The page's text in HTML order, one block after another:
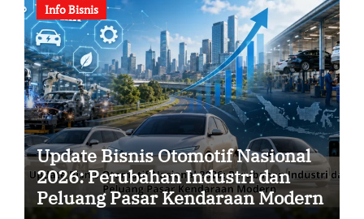
Info Bisnis
Update Bisnis Otomotif Nasional
2026: Perubahan Industri dan
Peluang Pasar Kendaraan Modern